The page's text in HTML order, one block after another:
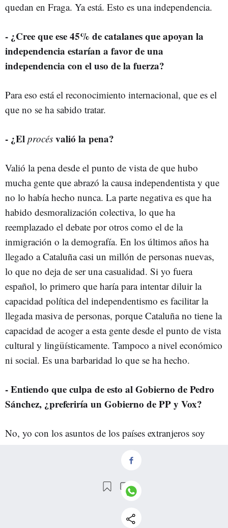
quedan en Fraga. Ya está. Esto es una independencia.
- ¿Cree que ese 45% de catalanes que apoyan la
independencia estarían a favor de una
independencia con el uso de la fuerza?
Para eso está el reconocimiento internacional, que es el
que no se ha sabido tratar.
- ¿El procés valió la pena?
Valió la pena desde el punto de vista de que hubo
mucha gente que abrazó la causa independentista y que
no lo había hecho nunca. La parte negativa es que ha
habido desmoralización colectiva, lo que ha
reemplazado el debate por otros como el de la
inmigración o la demografía. En los últimos años ha
llegado a Cataluña casi un millón de personas nuevas,
lo que no deja de ser una casualidad. Si yo fuera
español, lo primero que haría para intentar diluir la
capacidad política del independentismo es facilitar la
llegada masiva de personas, porque Cataluña no tiene la
capacidad de acoger a esta gente desde el punto de vista
cultural y lingüísticamente. Tampoco a nivel económico
ni social. Es una barbaridad lo que se ha hecho.
- Entiendo que culpa de esto al Gobierno de Pedro
Sánchez, ¿preferiría un Gobierno de PP y Vox?
No, yo con los asuntos de los países extranjeros soy
permitir venir aquí de fin de semana, montar una
Barcelona como una ciudad de paz. Y encima han
trumpistao partidario de Israel.